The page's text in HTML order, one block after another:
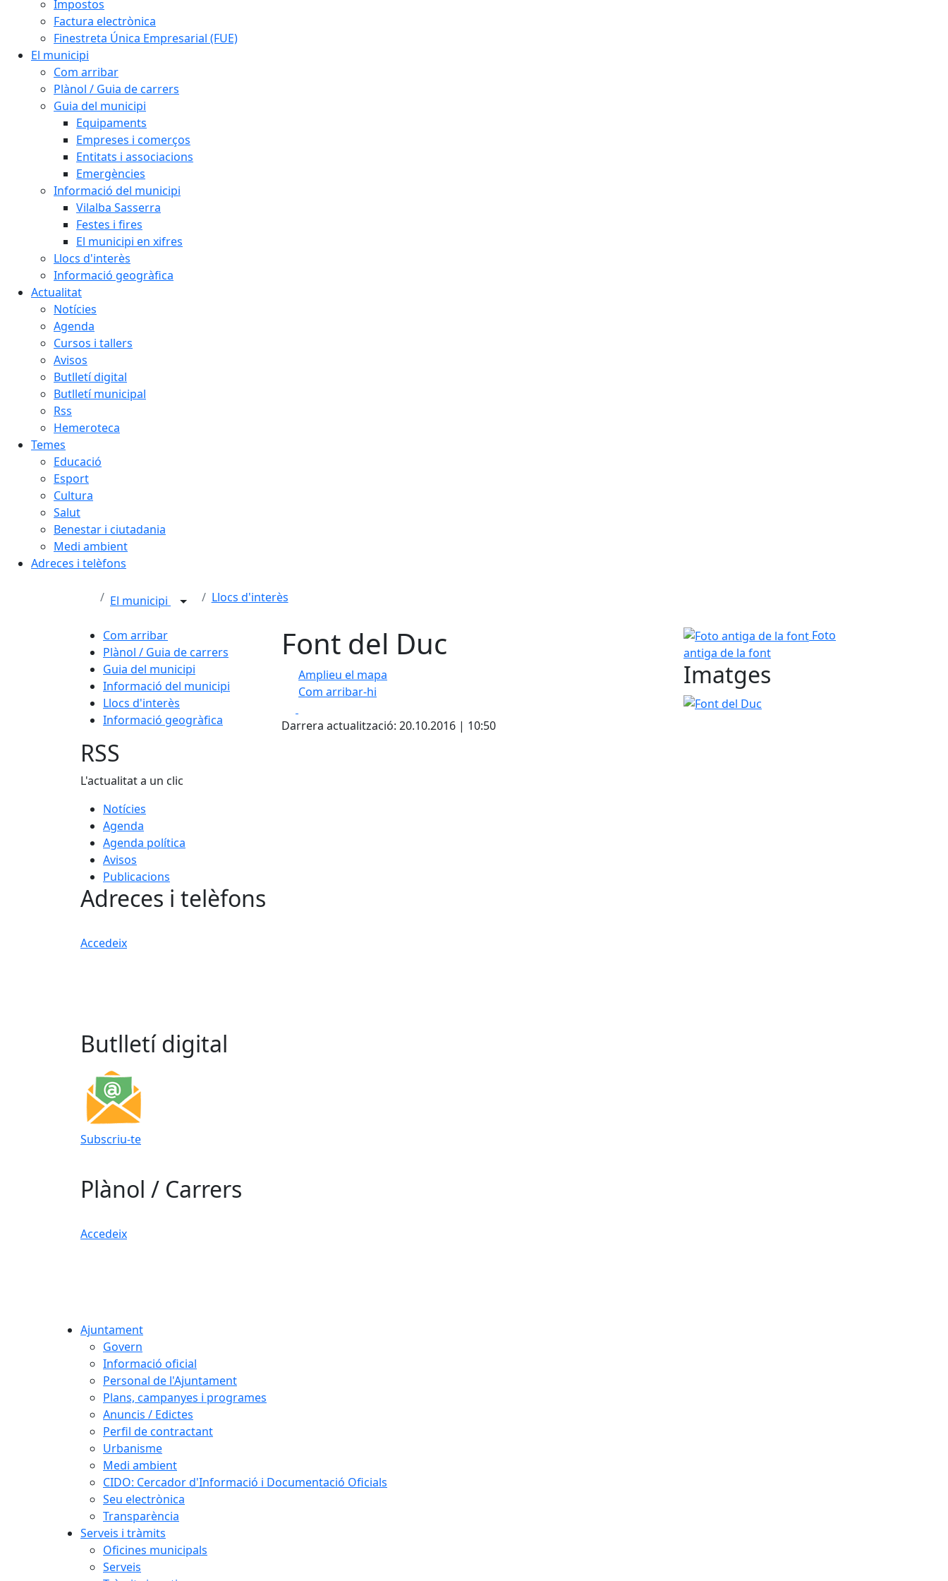
Impostos
Factura electrònica
Finestreta Única Empresarial (FUE)
El municipi
Com arribar
Plànol / Guia de carrers
Guia del municipi
Equipaments
Empreses i comerços
Entitats i associacions
Emergències
Informació del municipi
Vilalba Sasserra
Festes i fires
El municipi en xifres
Llocs d'interès
Informació geogràfica
Actualitat
Notícies
Agenda
Cursos i tallers
Avisos
Butlletí digital
Butlletí municipal
Rss
Hemeroteca
Temes
Educació
Esport
Cultura
Salut
Benestar i ciutadania
Medi ambient
Adreces i telèfons
El municipi Llocs d'interès
Com arribar
Plànol / Guia de carrers
Guia del municipi
Informació del municipi
Llocs d'interès
Informació geogràfica
Font del Duc
Amplieu el mapa
Com arribar-hi
+
Darrera actualització: 20.10.2016 | 10:50
Foto antiga de la font
Foto
antiga de la font
Imatges
Font del Duc
RSS
L'actualitat a un clic
Notícies
Agenda
Agenda política
Avisos
Publicacions
Adreces i telèfons
Accedeix
Butlletí digital
Subscriu-te
Plànol / Carrers
Accedeix
Ajuntament
Govern
Informació oficial
Personal de l'Ajuntament
Plans, campanyes i programes
Anuncis / Edictes
Perfil de contractant
Urbanisme
Medi ambient
CIDO: Cercador d'Informació i Documentació Oficials
Seu electrònica
Transparència
Serveis i tràmits
Oficines municipals
Serveis